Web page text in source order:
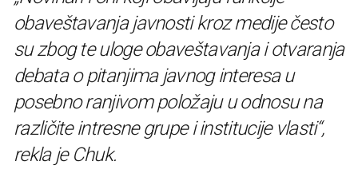
obaveštavanja javnosti kroz medije često
su zbog te uloge obaveštavanja i otvaranja
debata o pitanjima javnog interesa u
posebno ranjivom položaju u odnosu na
različite intresne grupe i institucije vlasti“,
rekla je Chuk.